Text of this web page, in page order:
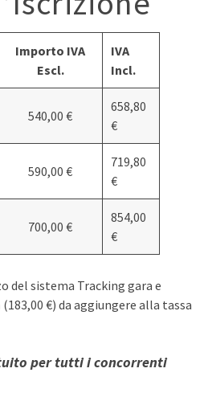
Importo IVA
Escl.
IVA
Incl.
540,00 €
658,80
€
590,00 €
719,80
€
700,00 €
854,00
€
del sistema Tracking gara e
(183,00 €) da aggiungere alla tassa
per tutti i concorrenti